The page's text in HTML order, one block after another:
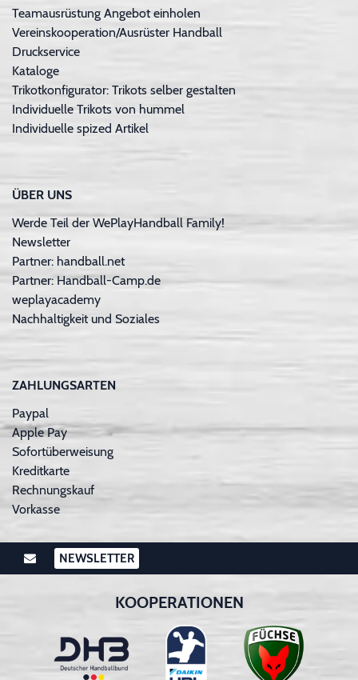
Teamausrüstung Angebot einholen
Vereinskooperation/Ausrüster Handball
Druckservice
Kataloge
Trikotkonfigurator: Trikots selber gestalten
Individuelle Trikots von hummel
Individuelle spized Artikel
ÜBER UNS
Werde Teil der WePlayHandball Family!
Newsletter
Partner: handball.net
Partner: Handball-Camp.de
weplayacademy
Nachhaltigkeit und Soziales
ZAHLUNGSARTEN
Paypal
Apple Pay
Sofortüberweisung
Kreditkarte
Rechnungskauf
Vorkasse
NEWSLETTER
KOOPERATIONEN